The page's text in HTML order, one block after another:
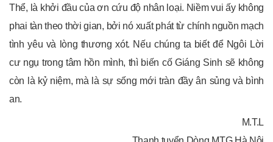
Thể, là khởi đầu của ơn cứu độ nhân loại. Niềm vui ấy không
phai tàn theo thời gian, bởi nó xuất phát từ chính nguồn mạch
tình yêu và lòng thương xót. Nếu chúng ta biết để Ngôi Lời
cư ngụ trong tâm hồn mình, thì biến cố Giáng Sinh sẽ không
còn là kỷ niệm, mà là sự sống mới tràn đầy ân sủng và bình
an.
M.T.L